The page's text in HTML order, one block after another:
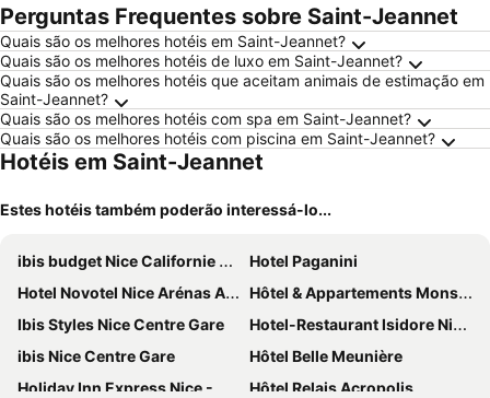
Perguntas Frequentes sobre Saint-Jeannet
Quais são os melhores hotéis em Saint-Jeannet?
Quais são os melhores hotéis de luxo em Saint-Jeannet?
Quais são os melhores hotéis que aceitam animais de estimação em
Saint-Jeannet?
Quais são os melhores hotéis com spa em Saint-Jeannet?
Quais são os melhores hotéis com piscina em Saint-Jeannet?
Hotéis em Saint-Jeannet
Estes hotéis também poderão interessá-lo...
ibis budget Nice Californie Lenval
Hotel Paganini
Hotel Novotel Nice Arénas Aéroport
Hôtel & Appartements Monsigny
Ibis Styles Nice Centre Gare
Hotel-Restaurant Isidore Nice Ouest
ibis Nice Centre Gare
Hôtel Belle Meunière
Holiday Inn Express Nice - Grand Arenas By Ihg
Hôtel Relais Acropolis